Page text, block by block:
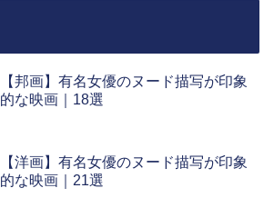
【邦画】有名女優のヌード描写が印象
的な映画｜18選
【洋画】有名女優のヌード描写が印象
的な映画｜21選